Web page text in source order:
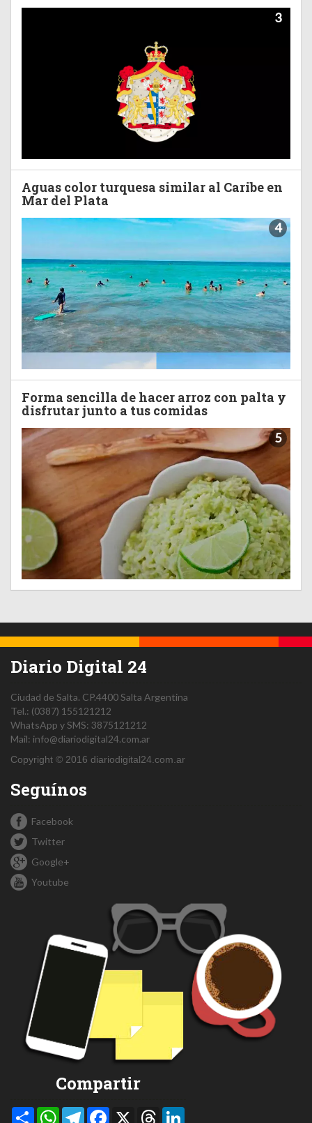
3
Aguas color turquesa similar al Caribe en
Mar del Plata
4
Forma sencilla de hacer arroz con palta y
disfrutar junto a tus comidas
5
Diario Digital 24
Ciudad de Salta. CP.4400Salta Argentina
Tel.: (0387) 155121212
WhatsApp y SMS: 3875121212
Mail: info@diariodigital24.com.ar
Copyright © 2016 diariodigital24.com.ar
Seguínos
Facebook
Twitter
Google+
Youtube
Compartir
CompartirWhatsAppTelegramFacebook Threads